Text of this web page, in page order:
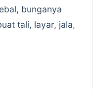
bunganya
tali, layar, jala,